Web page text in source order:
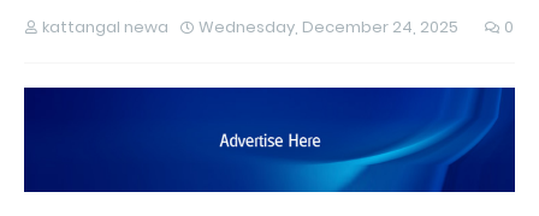
kattangal newa Wednesday, December 24, 2025 0